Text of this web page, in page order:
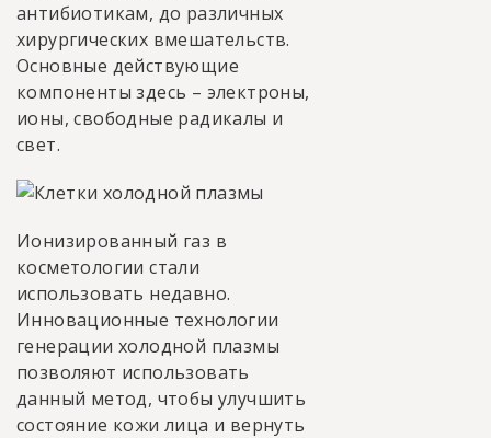
антибиотикам, до различных
хирургических вмешательств.
Основные действующие
компоненты здесь – электроны,
ионы, свободные радикалы и
свет.
Ионизированный газ в
косметологии стали
использовать недавно.
Инновационные технологии
генерации холодной плазмы
позволяют использовать
данный метод, чтобы улучшить
состояние кожи лица и вернуть